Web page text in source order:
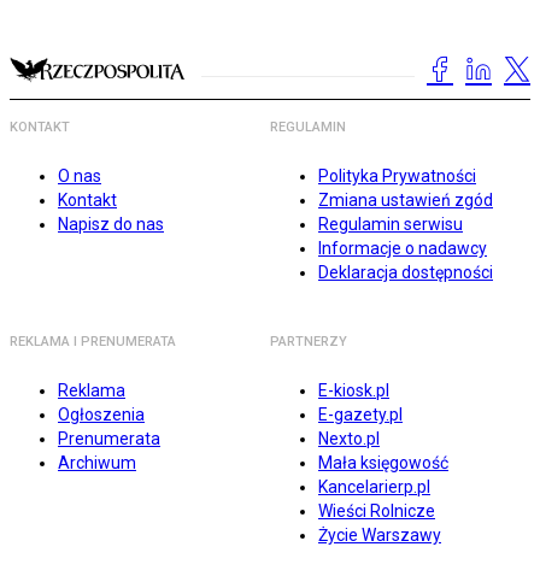
KONTAKT
O nas
Kontakt
Napisz do nas
REGULAMIN
Polityka Prywatności
Zmiana ustawień zgód
Regulamin serwisu
Informacje o nadawcy
Deklaracja dostępności
REKLAMA I PRENUMERATA
Reklama
Ogłoszenia
Prenumerata
Archiwum
PARTNERZY
E-kiosk.pl
E-gazety.pl
Nexto.pl
Mała księgowość
Kancelarierp.pl
Wieści Rolnicze
Życie Warszawy